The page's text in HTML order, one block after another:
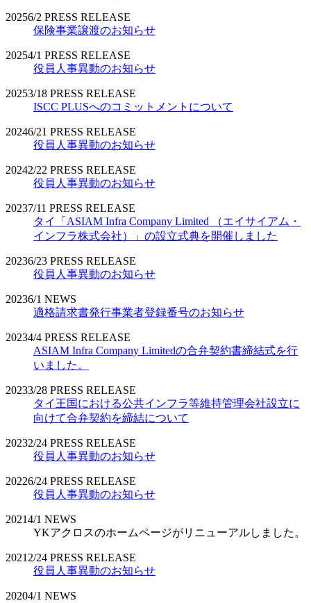
20256/2 PRESS RELEASE
保険事業譲渡のお知らせ
20254/1 PRESS RELEASE
役員人事異動のお知らせ
20253/18 PRESS RELEASE
ISCC PLUSへのコミットメントについて
20246/21 PRESS RELEASE
役員人事異動のお知らせ
20242/22 PRESS RELEASE
役員人事異動のお知らせ
20237/11 PRESS RELEASE
タイ「ASIAM Infra Company Limited （エイサイアム・
インフラ株式会社）」の設立式典を開催しました
20236/23 PRESS RELEASE
役員人事異動のお知らせ
20236/1 NEWS
適格請求書発行事業者登録番号のお知らせ
20234/4 PRESS RELEASE
ASIAM Infra Company Limitedの合弁契約書締結式を行
いました。
20233/28 PRESS RELEASE
タイ王国における公共インフラ等維持管理会社設立に
向けて合弁契約を締結について
20232/24 PRESS RELEASE
役員人事異動のお知らせ
20226/24 PRESS RELEASE
役員人事異動のお知らせ
20214/1 NEWS
YKアクロスのホームページがリニューアルしました。
2021 2/24 PRESS RELEASE
役員人事異動のお知らせ
20204/1 NEWS